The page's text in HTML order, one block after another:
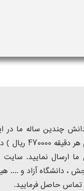
چندین ساله ما در
شماره تلفن
ما ارسال نمایید.
، دانشگاه آزاد و ....